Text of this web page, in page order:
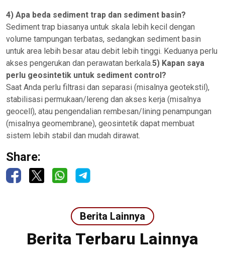
4) Apa beda sediment trap dan sediment basin?
Sediment trap biasanya untuk skala lebih kecil dengan
volume tampungan terbatas, sedangkan sediment basin
untuk area lebih besar atau debit lebih tinggi. Keduanya perlu
akses pengerukan dan perawatan berkala.5) Kapan saya
perlu geosintetik untuk sediment control?
Saat Anda perlu filtrasi dan separasi (misalnya geotekstil),
stabilisasi permukaan/lereng dan akses kerja (misalnya
geocell), atau pengendalian rembesan/lining penampungan
(misalnya geomembrane), geosintetik dapat membuat
sistem lebih stabil dan mudah dirawat.
Share:
Berita Lainnya
Berita Terbaru Lainnya